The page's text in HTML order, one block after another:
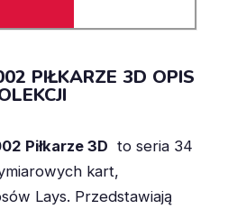
PIŁKARZE 3D OPIS
Piłkarze 3D to seria 34
kart,
Lays. Przedstawiają